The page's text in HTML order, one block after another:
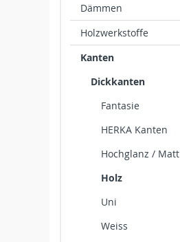
Dämmen
Holzwerkstoffe
Kanten
Dickkanten
Fantasie
HERKA Kanten
Hochglanz / Matt
Holz
Uni
Weiss